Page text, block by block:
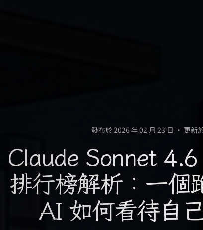
發布於 2026 年 02 月 23 日 • 更新
Claude Sonnet
排行榜解析：一個
AI 如何看待自